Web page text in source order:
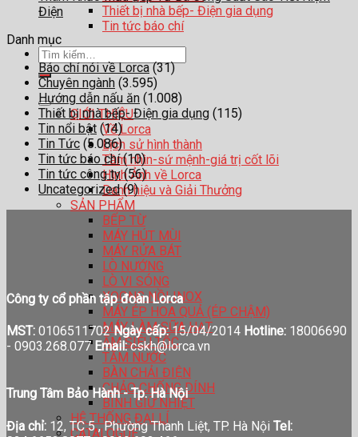
Thiết bị nhà bếp- Điện gia dụng
Tin tức báo chí
Tìm
kiếm:
GIỚI THIỆU
Về Lorca
Lịch sử hình thành
Tầm nhìn-sứ mệnh-giá trị cốt lõi
Hình Ảnh về Lorca
Danh hiệu và Giải Thưởng
SẢN PHẨM
BẾP TỪ
MÁY HÚT MÙI
MÁY RỬA BÁT
LÒ NƯỚNG
LÒ VI SÓNG
XOONG NỒI INOX
MÁY ÉP HOA QUẢ (ÉP CHẬM)
MÁY LÀM SỮA HẠT
ẤM SIÊU TỐC
TĂM NƯỚC
BÀN CHẢI ĐIỆN
CHẢO CHỐNG DÍNH
BÌNH GIỮ NHIỆT
HỆ THỐNG ĐẠI LÍ
CATALOGUE
Điện
Danh mục
Báo chí nói về Lorca(31)
Chuyên ngành (3.595)
Hướng dẫn nấu ăn (1.008)
Thiết bị nhà bếp- Điện gia dụng (115)
Tin nổi bật (14)
Tin Tức (5.086)
Tin tức báo chí(10)
Tin tức công ty(56)
Uncategorized(9)
Công ty cổ phần tập đoàn Lorca
MST: 0106511702Ngày cấp:15/04/2014 Hotline: 18006690
- 0903.268.077 Email:cskh@lorca.vn
Trung Tâm Bảo Hành - Tp. Hà Nội
Địa chỉ: 12, TC 5 , Phường Thanh Liệt, TP. Hà Nội Tel: